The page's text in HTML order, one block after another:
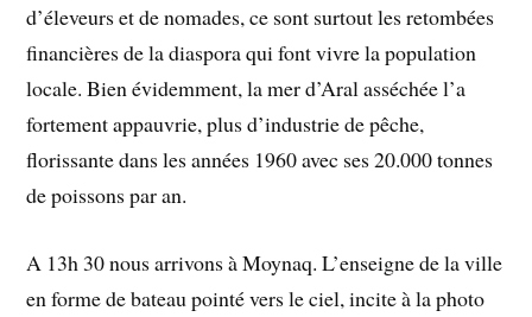
d’éleveurs et de nomades, ce sont surtout les retombées
financières de la diaspora qui font vivre la population
locale. Bien évidemment, la mer d’Aral asséchée l’a
fortement appauvrie, plus d’industrie de pêche,
florissante dans les années 1960 avec ses 20.000 tonnes
de poissons par an.
A 13h 30 nous arrivons à Moynaq. L’enseigne de la ville
en forme de bateau pointé vers le ciel, incite à la photo